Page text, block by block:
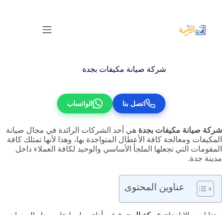
المحتوى
شركة صيانة مكيفات بجدة
اتصل بنا الواتساب
شركة صيانة مكيفات بجدة هي أحد الشركات الرائدة في مجال صيانة
المكيفات ومعالجة كافة الأعطال المتواجدة بها، وهذا لأنها تمتلك كافة
المقومات التي تجعلها الملجأ الأساسي والوحيد لكافة العملاء داخل
مدينة جدة.
عناوين المحتوى